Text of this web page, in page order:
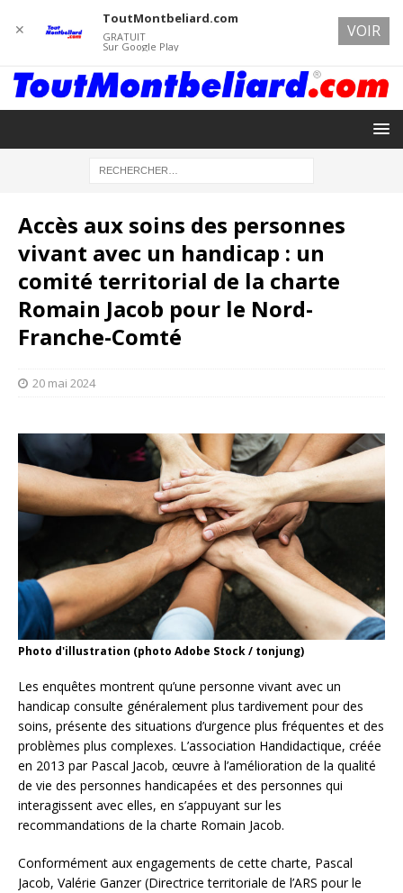
Accès aux soins des personnes
vivant avec un handicap : un
comité territorial de la charte
Romain Jacob pour le Nord-
Franche-Comté
20 mai 2024
Photo d'illustration (photo Adobe Stock / tonjung)
Les enquêtes montrent qu’une personne vivant avec un
handicap consulte généralement plus tardivement pour des
soins, présente des situations d’urgence plus fréquentes et des
problèmes plus complexes. L’association Handidactique, créée
en 2013 par Pascal Jacob, œuvre à l’amélioration de la qualité
de vie des personnes handicapées et des personnes qui
interagissent avec elles, en s’appuyant sur les
recommandations de la charte Romain Jacob.
Conformément aux engagements de cette charte, Pascal
Jacob, Valérie Ganzer (Directrice territoriale de l’ARS pour le
✕
ToutMontbeliard.com
GRATUIT
Sur Google Play
VOIR